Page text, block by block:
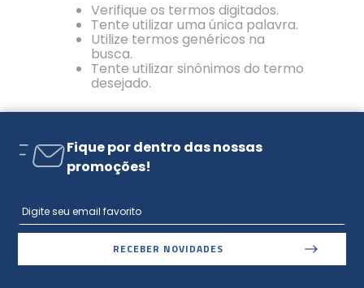
Verifique os termos digitados.
Tente utilizar uma única palavra.
Utilize termos genéricos na
busca.
Tente utilizar sinônimos do termo
desejado.
Fique por dentro das nossas
promoções!
RECEBER NOVIDADES